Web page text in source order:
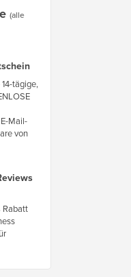
(alle
tägige,
Mail-
von
Rabatt